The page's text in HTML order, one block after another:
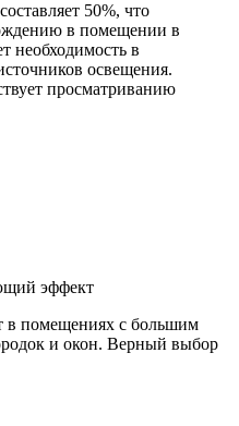
50%, что
в помещении в
необходимость в
освещения.
просматриванию
эффект
в помещениях с большим
и окон. Верный выбор